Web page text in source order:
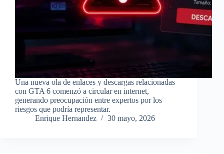
Una nueva ola de enlaces y descargas relacionadas
con GTA 6 comenzó a circular en internet,
generando preocupación entre expertos por los
riesgos que podría representar.
Enrique Hernandez
30 mayo, 2026